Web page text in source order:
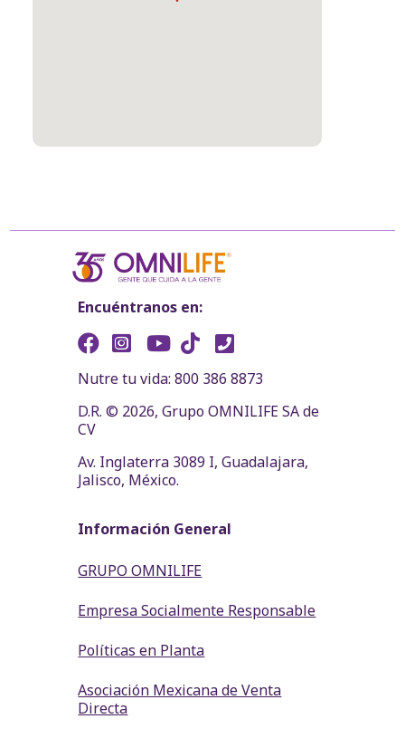
Encuéntranos en:
Nutre tu vida: 800 386 8873
D.R. © 2026, Grupo OMNILIFE SA de
CV
Av. Inglaterra 3089 I, Guadalajara,
Jalisco, México.
Información General
GRUPO OMNILIFE
Empresa Socialmente Responsable
Políticas en Planta
Asociación Mexicana de Venta
Directa